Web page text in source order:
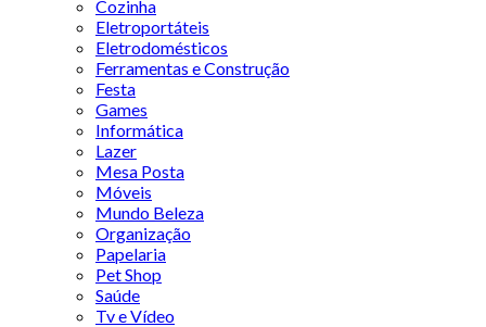
Cozinha
Eletroportáteis
Eletrodomésticos
Ferramentas e Construção
Festa
Games
Informática
Lazer
Mesa Posta
Móveis
Mundo Beleza
Organização
Papelaria
Pet Shop
Saúde
Tv e Vídeo